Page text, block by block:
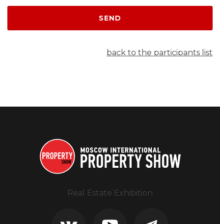
SEND
back to the participants list
Real Estate Exhibition